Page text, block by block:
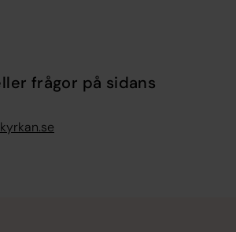
frågor på sidans